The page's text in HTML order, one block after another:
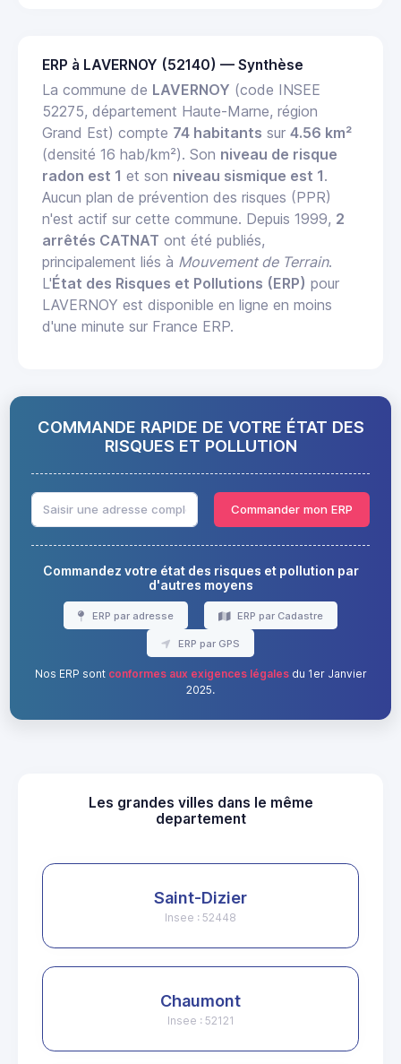
ERP à LAVERNOY (52140) — Synthèse
La commune de LAVERNOY (code INSEE
52275, département Haute-Marne, région
Grand Est) compte 74 habitants sur 4.56 km²
(densité 16 hab/km²). Son niveau de risque
radon est 1 et son niveau sismique est 1.
Aucun plan de prévention des risques (PPR)
n'est actif sur cette commune. Depuis 1999, 2
arrêtés CATNAT ont été publiés,
principalement liés à Mouvement de Terrain.
L'État des Risques et Pollutions (ERP) pour
LAVERNOY est disponible en ligne en moins
d'une minute sur France ERP.
COMMANDE RAPIDE DE VOTRE ÉTAT DES
RISQUES ET POLLUTION
Commander mon ERP
Commandez votre état des risques et pollution par
d'autres moyens
ERP par adresse ERP par Cadastre
ERP par GPS
Nos ERP sont conformes aux exigences légalesdu 1er Janvier
2025.
Les grandes villes dans le même
departement
Saint-Dizier
Insee : 52448
Chaumont
Insee : 52121